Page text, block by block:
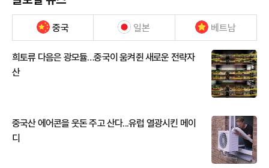
중국 일본 베트남
희토류 다음은 광모듈…중국이 움켜쥔 새로운 전략자
산
중국산 에어콘을 웃돈 주고 산다...유럽 열광시킨 메이
디